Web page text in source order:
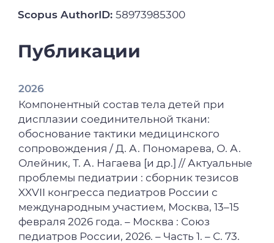
Scopus AuthorID:58973985300
Публикации
2026
Компонентный состав тела детей при
дисплазии соединительной ткани:
обоснование тактики медицинского
сопровождения / Д. А. Пономарева, О. А.
Олейник, Т. А. Нагаева [и др.] // Актуальные
проблемы педиатрии : сборник тезисов
XXVII конгресса педиатров России с
международным участием, Москва, 13–15
февраля 2026 года. – Москва : Союз
педиатров России, 2026. – Часть 1. – С. 73.